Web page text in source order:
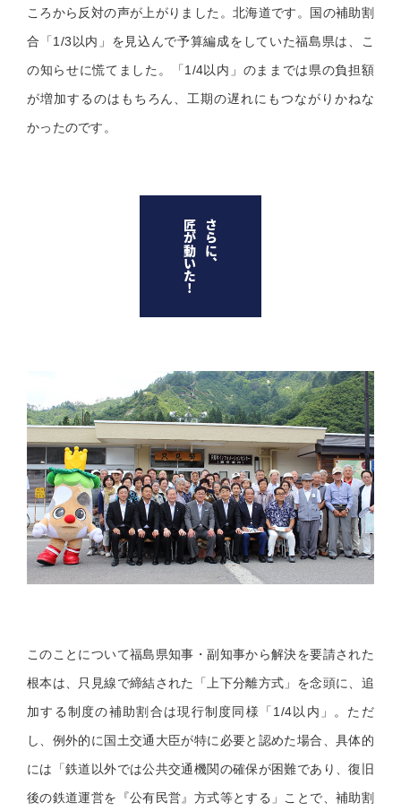
ころから反対の声が上がりました。北海道です。国の補助割
合「1/3以内」を見込んで予算編成をしていた福島県は、こ
の知らせに慌てました。「1/4以内」のままでは県の負担額
が増加するのはもちろん、工期の遅れにもつながりかねな
かったのです。
さらに、
匠が動いた!
このことについて福島県知事・副知事から解決を要請された
根本は、只見線で締結された「上下分離方式」を念頭に、追
加する制度の補助割合は現行制度同様「1/4以内」。ただ
し、例外的に国土交通大臣が特に必要と認めた場合、具体的
には「鉄道以外では公共交通機関の確保が困難であり、復旧
後の鉄道運営を『公有民営』方式等とする」ことで、補助割